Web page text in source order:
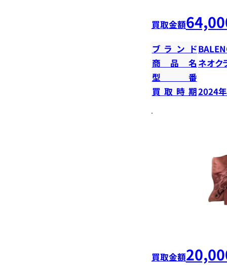
買取金額
ブランド
商品名 ネオク
型番
買取時期2024
買取金額